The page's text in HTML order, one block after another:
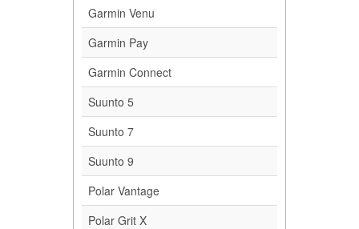
Garmin Venu
Garmin Pay
Garmin Connect
Suunto 5
Suunto 7
Suunto 9
Polar Vantage
Polar Grit X